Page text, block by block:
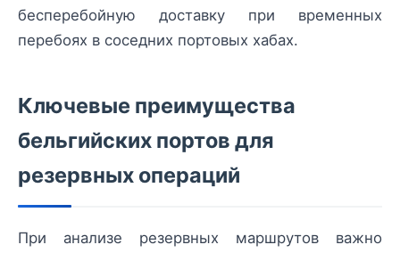
бесперебойную доставку при временных
перебоях в соседних портовых хабах.
Ключевые преимущества
бельгийских портов для
резервных операций
При анализе резервных маршрутов важно